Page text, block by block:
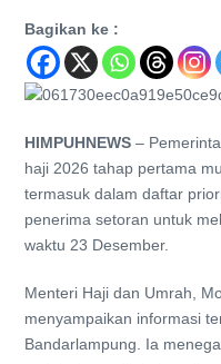
Bagikan ke :
HIMPUHNEWS–
haji 2026 tahap pertama
termasuk dalam daftar
penerima setoran untuk
waktu 23 Desember.
Menteri Haji dan Umrah,
menyampaikan informasi
Bandarlampung. Ia